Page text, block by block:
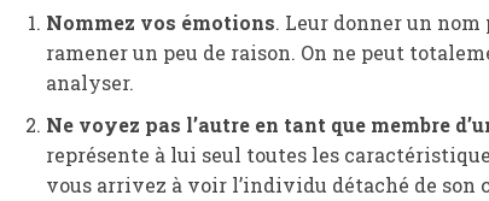
Nommez vos émotions. Leur donner un
ramener un peu de raison. On ne peut
analyser.
Ne voyez pas l’autre en tant que membre
représente à lui seul toutes les
vous arrivez à voir l’individu détaché de